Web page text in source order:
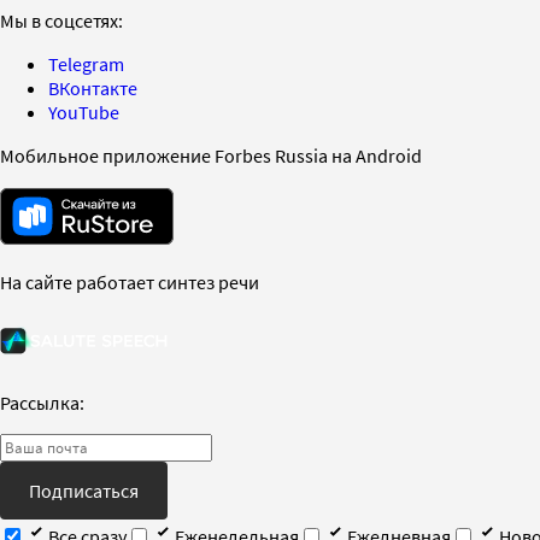
Мы в соцсетях:
Telegram
ВКонтакте
YouTube
Мобильное приложение Forbes Russia на Android
На сайте работает синтез речи
Рассылка:
Подписаться